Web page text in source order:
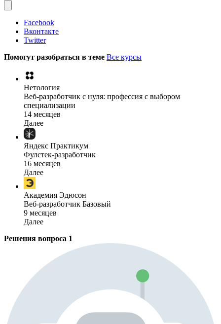
Facebook
Вконтакте
Twitter
Помогут разобраться в теме Все курсы
Нетология
Веб-разработчик с нуля: профессия с выбором
специализации
14 месяцев
Далее
Яндекс Практикум
Фулстек-разработчик
16 месяцев
Далее
Академия Эдюсон
Веб-разработчик Базовый
9 месяцев
Далее
Решения вопроса 1